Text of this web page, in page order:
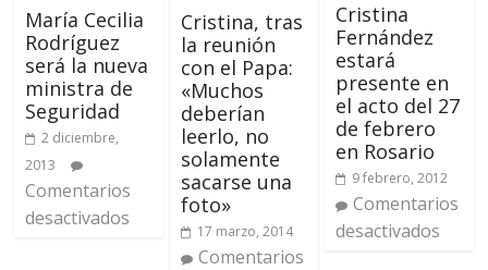
María Cecilia
Rodríguez
será la nueva
ministra de
Seguridad
2 diciembre,
2013
Comentarios
desactivados
Cristina, tras
la reunión
con el Papa:
«Muchos
deberían
leerlo, no
solamente
sacarse una
foto»
17 marzo, 2014
Comentarios
Cristina
Fernández
estará
presente en
el acto del 27
de febrero
en Rosario
9 febrero, 2012
Comentarios
desactivados